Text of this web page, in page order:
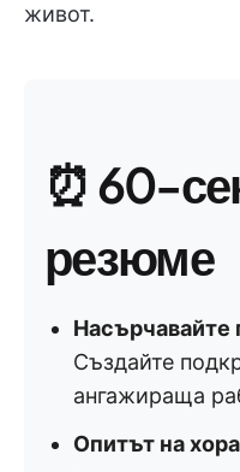
живот.
⏰ 60-
резюме
Насърчавайте
Създайте
ангажираща
Опитът на